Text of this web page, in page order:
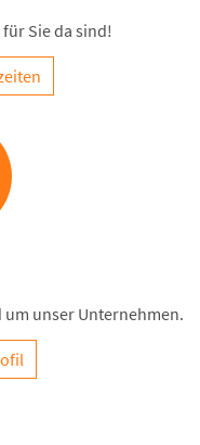
Sie da sind!
um unser Unternehmen.